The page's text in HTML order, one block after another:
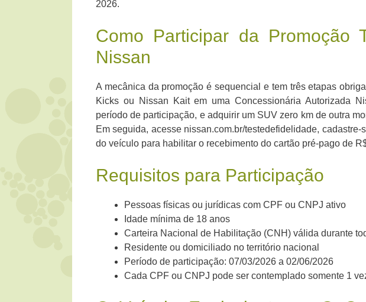
2026.
Como Participar da Promoção
Nissan
A mecânica da promoção é sequencial e tem três etapas
Kicks ou Nissan Kait em uma Concessionária Autorizada
período de participação, e adquirir um SUV zero km de outra
Em seguida, acesse nissan.com.br/testedefidelidade,
do veículo para habilitar o recebimento do cartão pré-pago de
Requisitos para Participação
Pessoas físicas ou jurídicas com CPF ou CNPJ ativo
Idade mínima de 18 anos
Carteira Nacional de Habilitação (CNH) válida durante
Residente ou domiciliado no território nacional
Período de participação: 07/03/2026 a 02/06/2026
Cada CPF ou CNPJ pode ser contemplado somente 1